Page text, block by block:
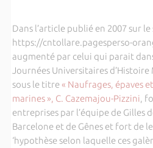
Dans l’article publié en 2007 sur le
https://cntollare.pagesperso-
augmenté par celui qui parait
Journées Universitaires
sous le titre« Naufrages, épaves
marines », C. Cazemajou-Pizzini,
entreprises par l’équipe de Gilles
Barcelone et de Gênes et fort de
‘hypothèse selon laquelle ces